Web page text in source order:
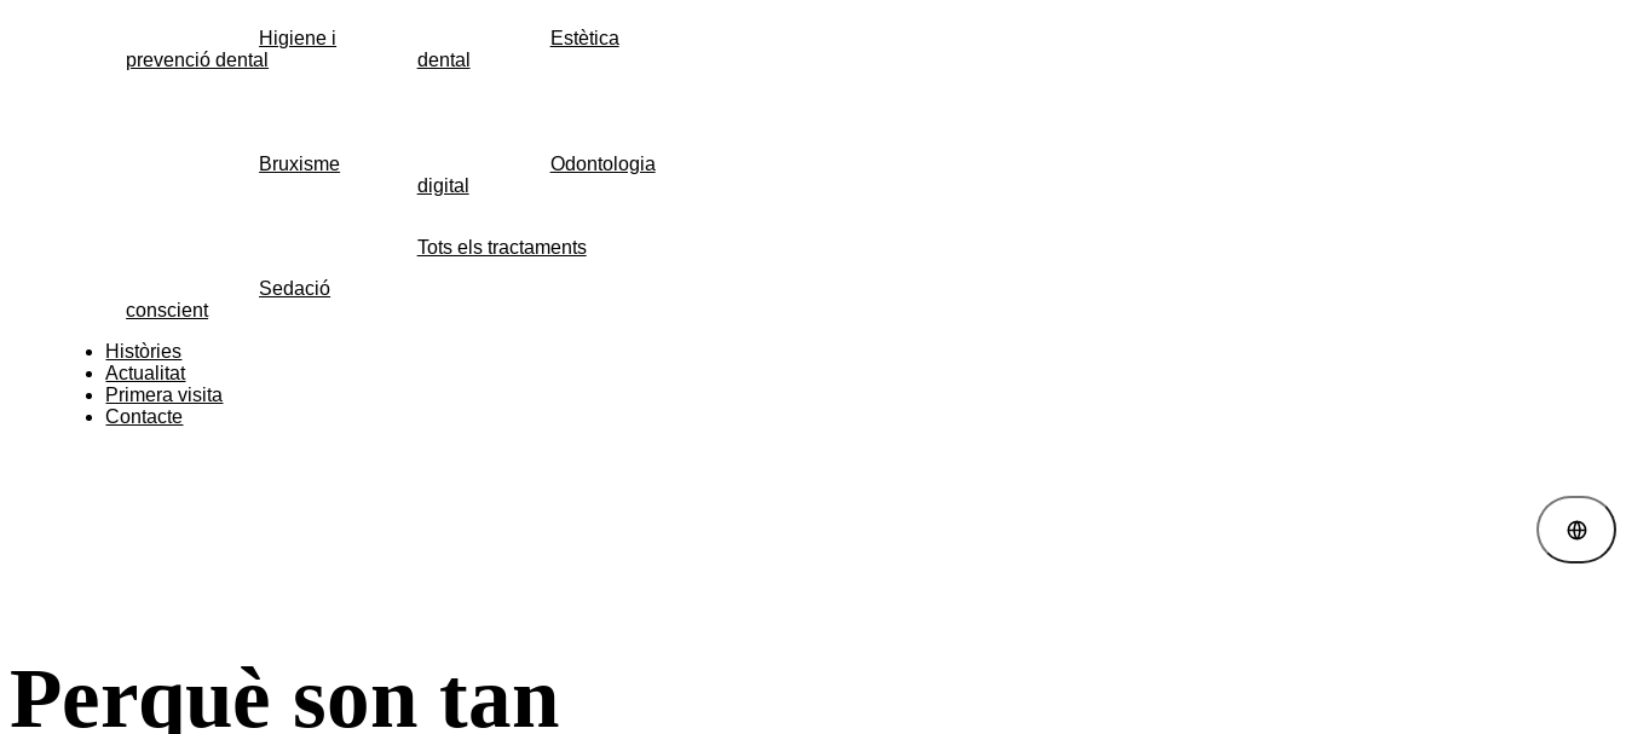
Higiene i
prevenció dental
Estètica
dental
Bruxisme
Odontologia
digital
Sedació
conscient
Tots els tractaments
Històries
Actualitat
Primera visita
Contacte
Perquè son tan